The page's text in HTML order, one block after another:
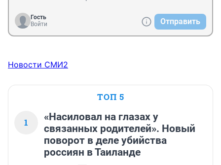
Гость
Войти
Отправить
Новости СМИ2
ТОП 5
1
«Насиловал на глазах у
связанных родителей». Новый
поворот в деле убийства
россиян в Таиланде